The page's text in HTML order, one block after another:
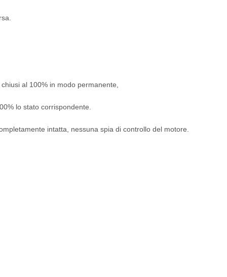
al 100% in modo permanente,
lo stato corrispondente.
intatta, nessuna spia di controllo del motore.